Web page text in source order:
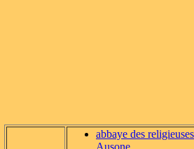
abbaye des
Ausone